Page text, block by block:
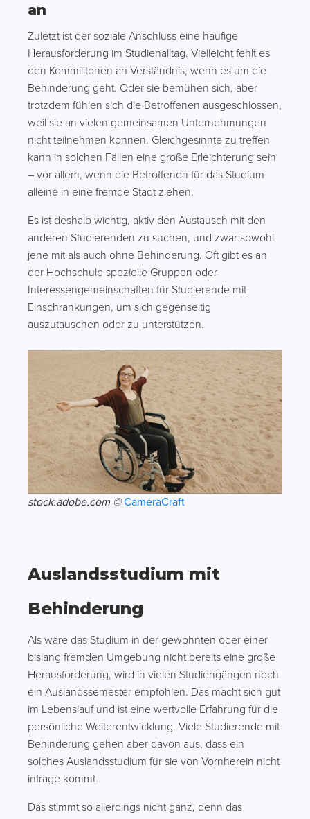
an
Zuletzt ist der soziale Anschluss eine häufige
Herausforderung im Studienalltag. Vielleicht fehlt es
den Kommilitonen an Verständnis, wenn es um die
Behinderung geht. Oder sie bemühen sich, aber
trotzdem fühlen sich die Betroffenen ausgeschlossen,
weil sie an vielen gemeinsamen Unternehmungen
nicht teilnehmen können. Gleichgesinnte zu treffen
kann in solchen Fällen eine große Erleichterung sein
– vor allem, wenn die Betroffenen für das Studium
alleine in eine fremde Stadt ziehen.
Es ist deshalb wichtig, aktiv den Austausch mit den
anderen Studierenden zu suchen, und zwar sowohl
jene mit als auch ohne Behinderung. Oft gibt es an
der Hochschule spezielle Gruppen oder
Interessengemeinschaften für Studierende mit
Einschränkungen, um sich gegenseitig
auszutauschen oder zu unterstützen.
stock.adobe.com © CameraCraft
Auslandsstudium mit
Behinderung
Als wäre das Studium in der gewohnten oder einer
bislang fremden Umgebung nicht bereits eine große
Herausforderung, wird in vielen Studiengängen noch
ein Auslandssemester empfohlen. Das macht sich gut
im Lebenslauf und ist eine wertvolle Erfahrung für die
persönliche Weiterentwicklung. Viele Studierende mit
Behinderung gehen aber davon aus, dass ein
solches Auslandsstudium für sie von Vornherein nicht
infrage kommt.
Das stimmt so allerdings nicht ganz, denn das